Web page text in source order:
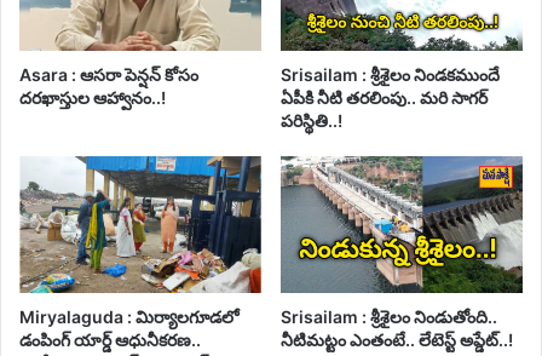
Asara : ఆసరా పెన్షన్ కోసం
దరఖాస్తుల ఆహ్వానం..!
Srisailam : శ్రీశైలం నిండకముందే
ఏపీకి నీటి తరలింపు.. మరి సాగర్
పరిస్థితి..!
Miryalaguda : మిర్యాలగూడలో
డంపింగ్ యార్డ్ ఆధునీకరణ..
Srisailam : శ్రీశైలం నిండుతోంది..
నీటిమట్టం ఎంతంటే.. లేటెస్ట్ అప్డేట్..!